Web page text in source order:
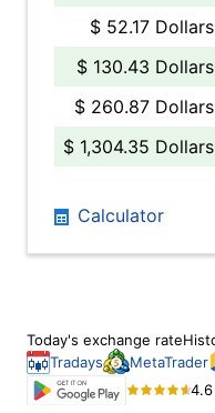
$ 52.17 Dollars
$ 130.43 Dollars
$ 260.87 Dollars
$ 1,304.35 Dollars
Calculator
Today's exchange rate
Tradays
MetaTrader